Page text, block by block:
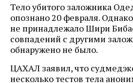
Тело убитого заложника
опознано 20 февраля.
не принадлежало Шири
совпадений с другими
обнаружено не было.
ЦАХАЛ заявил, что
несколько тестов тела